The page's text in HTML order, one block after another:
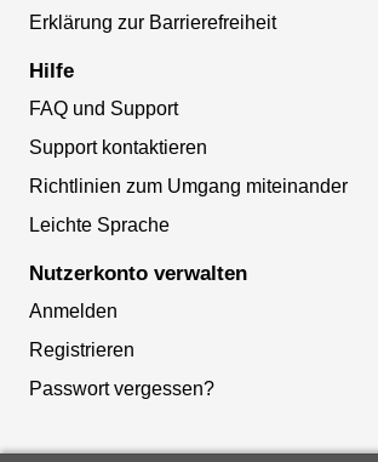
Erklärung zur Barrierefreiheit
Hilfe
FAQ und Support
Support kontaktieren
Richtlinien zum Umgang miteinander
Leichte Sprache
Nutzerkonto verwalten
Anmelden
Registrieren
Passwort vergessen?